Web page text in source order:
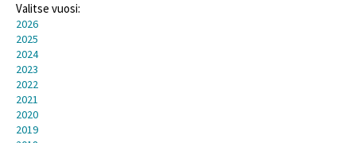
Valitse vuosi:
2026
2025
2024
2023
2022
2021
2020
2019